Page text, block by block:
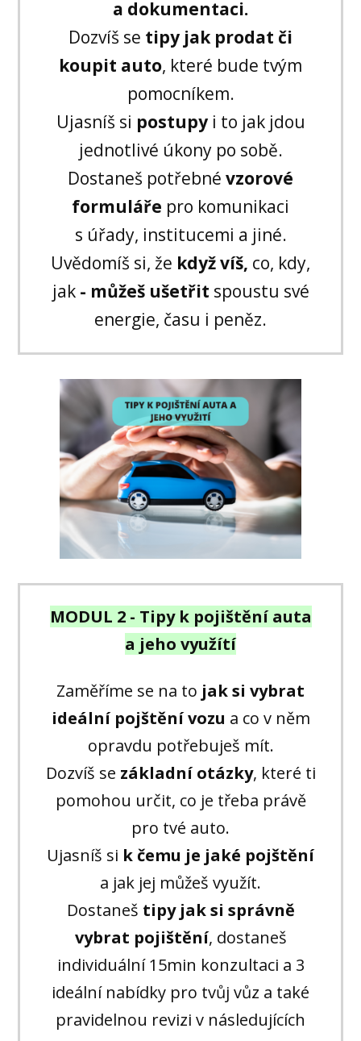
a dokumentaci.
Dozvíš se tipy jak prodat či
koupit auto, které bude tvým
pomocníkem.
Ujasníš si postupyi to jak jdou
jednotlivé úkony po sobě.
Dostaneš potřebné vzorové
formuláře pro komunikaci
s úřady, institucemi a jiné.
Uvědomíš si, že když víš, co, kdy,
jak- můžeš ušetřit spoustu své
energie, času i peněz.
MODUL 2 - Tipy k pojištění auta
a jeho využítí
Zaměříme se na to jak si vybrat
ideální pojštění vozu a co v něm
opravdu potřebuješ mít.
Dozvíš se základní otázky, které ti
pomohou určit, co je třeba právě
pro tvé auto.
Ujasníš si k čemu je jaké pojštění
a jak jej můžeš využít.
Dostaneš tipy jak si správně
vybrat pojištění, dostaneš
individuální 15min konzultaci a 3
ideální nabídky pro tvůj vůz a také
pravidelnou revizi v následujících